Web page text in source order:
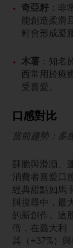
奇亞籽 ：非
能創造柔滑
籽會形成凝
木薯 ：知名
西常用於療
受喜愛。
口感對比
當前趨勢：多
酥脆與滑順、
消費者喜愛口
經典甜點如馬
與搜尋中，最
的新創作。這
倍，在義大利
其（+37%）